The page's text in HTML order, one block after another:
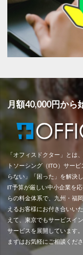
月額40,000円から
「オフィスドクター」とは
トソーシング（ITO）サー
らない」「困った」を解決
IT予算が厳しい中小企業を
らの料金体系で、九州・福
えるお客様にお付き合いい
えて、東京でもサービスイ
サービスを展開しています。
まずはお気軽にご相談くだ